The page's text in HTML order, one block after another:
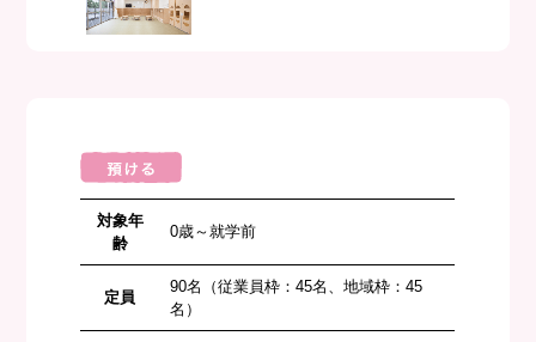
対象年
齢
0歳～就学前
定員
90名（従業員枠：45名、地域枠：45
名）